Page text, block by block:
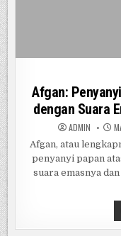
Afgan:
dengan Suara
ADMIN
Afgan, atau
penyanyi papan
suara emasnya